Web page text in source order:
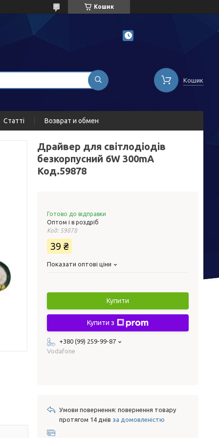
Кошик
Кошик
Статті Возврат и обмен
Драйвер для світлодіодів
безкорпусний 6W 300mA
Код.59878
Готово до відправки
Оптом і в роздріб
Код: 59878
39 ₴
Показати оптові ціни
Купити
Купити з
+380 (99) 259-99-87
Vodafone
повернення товару
протягом 14 днів за домовленістю